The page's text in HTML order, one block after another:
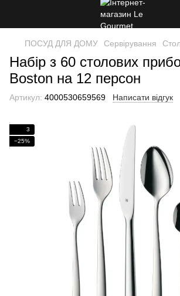
ПОСУД ДЛЯ ДОМУ Сервірування
Набір з 60 столових
Boston на 12 персон
Артикул: 4000530659569 Написати відгук
3
−25%